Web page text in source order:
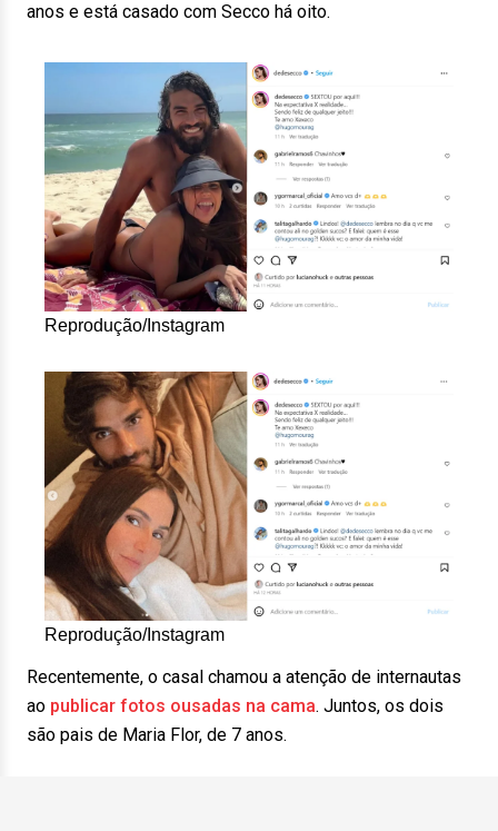
anos e está casado com Secco há oito.
Reprodução/Instagram
Reprodução/Instagram
Recentemente, o casal chamou a atenção de internautas
ao publicar fotos ousadas na cama. Juntos, os dois
são pais de Maria Flor, de 7 anos.